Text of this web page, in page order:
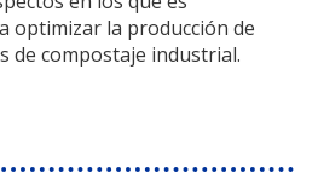
optimizar la producción de
de compostaje industrial.